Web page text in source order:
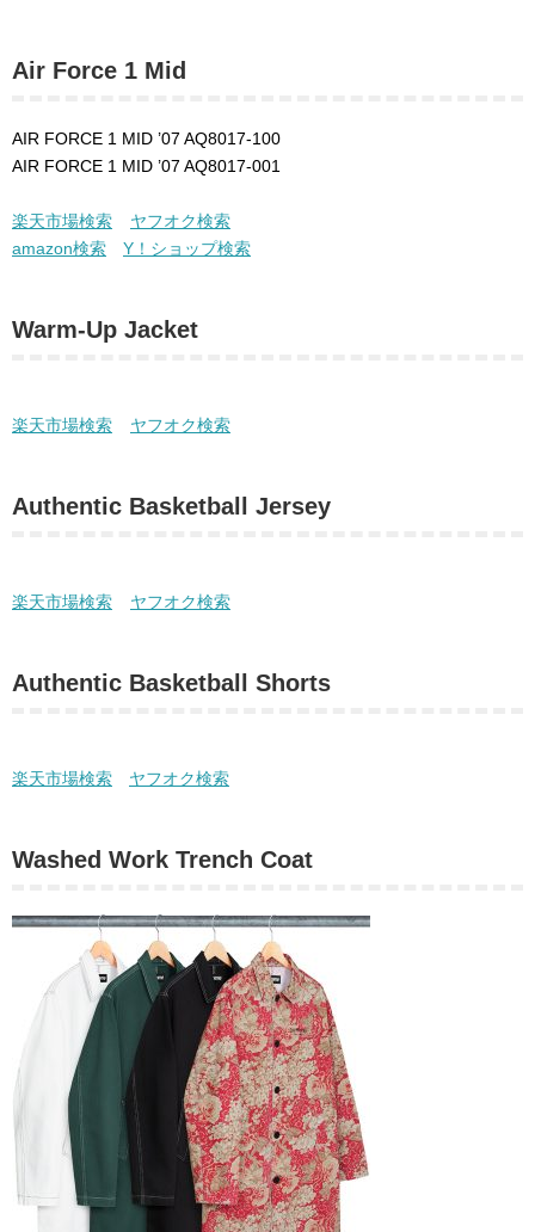
Air Force 1 Mid
AIR FORCE 1 MID ’07 AQ8017-100
AIR FORCE 1 MID ’07 AQ8017-001
楽天市場検索
ヤフオク検索
amazon検索
Y！ショップ検索
Warm-Up Jacket
楽天市場検索 ヤフオク検索
Authentic Basketball Jersey
楽天市場検索 ヤフオク検索
Authentic Basketball Shorts
楽天市場検索 ヤフオク検索
Washed Work Trench Coat